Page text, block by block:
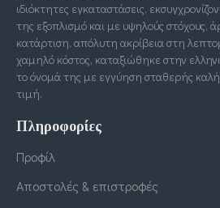
ιδιόκτητες εγκαταστάσεις,
της εξοπλισμό και με υψηλούς στόχους,
κατάρτιση, απόλυτη ακρίβεια στη
χαμηλό κόστος, καταξιώθηκε στην
το όνομά της με εγγύηση σταθερής
τιμή.
Πληροφορίες
Προφίλ
Αποστολές & επιστροφές